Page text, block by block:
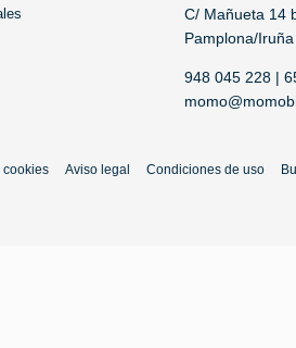
C/ Mañueta 14
Pamplona/Iruña
948 045 228 |
cookies Aviso legal Condiciones de uso